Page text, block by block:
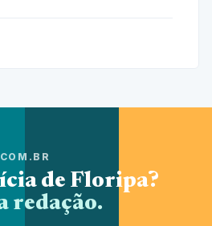
de Floripa?
redação.